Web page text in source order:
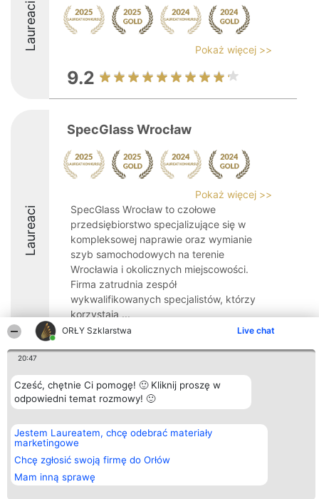
ORŁY Szklarstwa Live chat
20:47
Cześć, chętnie Ci pomogę! 🙂 Kliknij proszę w
odpowiedni temat rozmowy! 🙂
Jestem Laureatem, chcę odebrać materiały
marketingowe
Chcę zgłosić swoją firmę do Orłów
Mam inną sprawę
Laureaci Pokaż więcej >>
9.2
Laureaci
SpecGlass Wrocław
Pokaż więcej >>
SpecGlass Wrocław to czołowe
przedsiębiorstwo specjalizujące się w
kompleksowej naprawie oraz wymianie
szyb samochodowych na terenie
Wrocławia i okolicznych miejscowości.
Firma zatrudnia zespół
wykwalifikowanych specjalistów, którzy
korzystają ...
Organizator plebiscytu
Bright Side Solutions sp. z o.
o. sp. k.
ul. Ruska 22
Wrocław 50-079
KRS 0000749100 | Regon
381313360 | NIP 8943132676
+48 508 492 400
Plebiscyt
Laureaci
Lista
wszystkich
Laureatów
Regulamin
Polityka
Kontakt